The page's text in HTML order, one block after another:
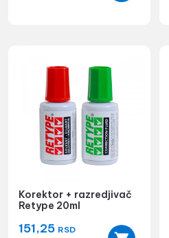
Korektor + razredjivač
Retype 20ml
151,25 RSD